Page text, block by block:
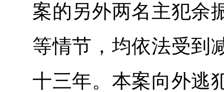
案的另外两名主犯余
等情节，均依法受到
十三年。本案向外逃